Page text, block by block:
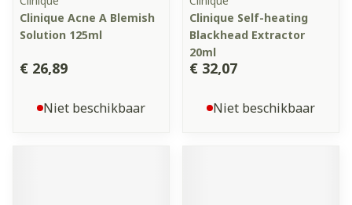
Clinique Acne A Blemish
Solution 125ml
€ 26,89
Niet beschikbaar
Clinique Self-heating
Blackhead Extractor
20ml
€ 32,07
Niet beschikbaar